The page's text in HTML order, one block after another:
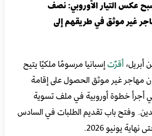
عكس التيار الأوروبي: نصف
غير موثق في طريقهم إلى
أبريل،أقرّتإسبانيا مرسومًا ملكيًا يتيح
مهاجر غير موثق الحصول على إقامة
أجرأ خطوة أوروبية في ملف تسوية
وفتح باب تقديم الطلبات في السادس
يونيو 2026.